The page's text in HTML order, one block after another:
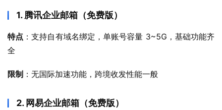
1. 腾讯企业邮箱（免费版）
特点 ：支持自有域名绑定，单账号容量 3~5G，基础功能齐
全
限制 ：无国际加速功能，跨境收发性能一般
2. 网易企业邮箱（免费版）